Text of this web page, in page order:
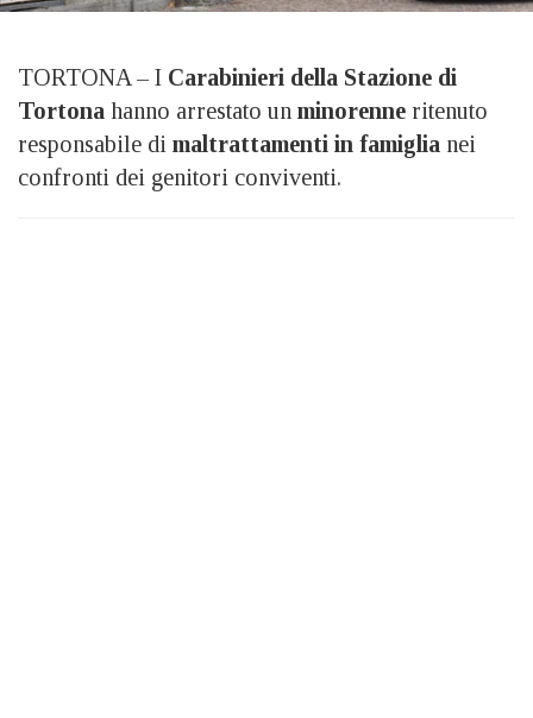
TORTONA – I Carabinieri della Stazione di
Tortona hanno arrestato un minorenne ritenuto
responsabile di maltrattamenti in famiglia nei
confronti dei genitori conviventi.